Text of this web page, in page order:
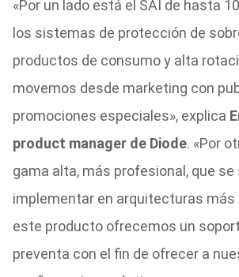
«Por un lado está el SAI de hasta
los sistemas de protección de
productos de consumo y alta
movemos desde marketing con
promociones especiales», explica
product manager de Diode. «Por
gama alta, más profesional, que se
implementar en arquitecturas más
este producto ofrecemos un
preventa con el fin de ofrecer a